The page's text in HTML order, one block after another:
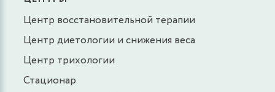
Центр восстановительной терапии
Центр диетологии и снижения веса
Центр трихологии
Стационар